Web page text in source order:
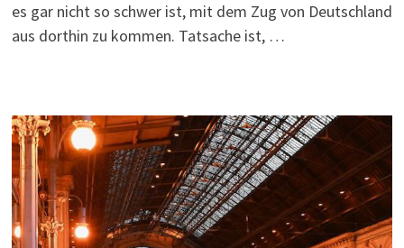
es gar nicht so schwer ist, mit dem Zug von Deutschland
aus dorthin zu kommen. Tatsache ist, …